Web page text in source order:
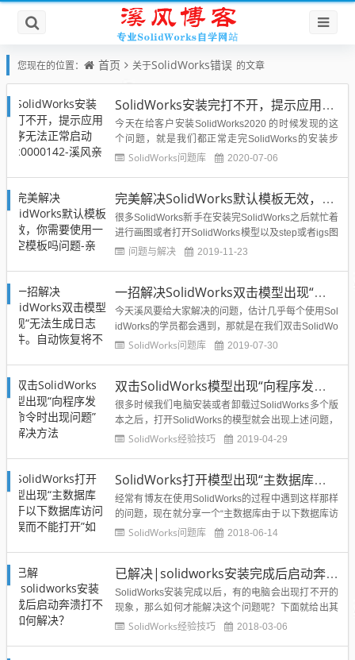
您现在的位置： 首页 关于SolidWorks错误 的文章
SolidWorks安装完打不开，提示应用程序无法正常启动0xc0000142-溪风亲测解决办法
今天在给客户安装SolidWorks2020 的时候发现的这
个问题，就是我们都正常走完SolidWorks的安装步
骤，但是双击打开SolidWorks快捷方式的时候提示如
到的这个问题，SolidWo...
SolidWorks问题库 2020-07-06
完美解决SolidWorks默认模板无效，你需要使用一个空模板吗问题-亲测可用
很多SolidWorks新手在安装完SolidWorks之后就忙着
进行画图或者打开SolidWorks模型以及step或者igs图
纸，都会出现这个问题：“默认模板无效。通过修改选
完SolidWorks之后没...
问题与解决 2019-11-23
一招解决SolidWorks双击模型出现“无法生成日志文件。自动恢复将不可使用,另外一个solidworks程序可能已经在此机器上”
今天溪风要给大家解决的问题，估计几乎每个使用Sol
idWorks的学员都会遇到，那就是在我们双击SolidWo
rks模型图纸的时候出现“无法生成日志文件。自动恢
我们电脑上已经开启了SolidWo...
SolidWorks问题库 2019-07-30
双击SolidWorks模型出现“向程序发送命令时出现问题”的解决方法
很多时候我们电脑安装或者卸载过SolidWorks多个版
本之后，打开SolidWorks的模型就会出现上述问题，
错误弹窗如下所示：那么这个问题应该如何解决呢？
件，然后打开工具-选项-系统...
SolidWorks经验技巧 2019-04-29
SolidWorks打开模型出现“主数据库由于以下数据库访问错误而不能打开”如何解决？
经常有博友在使用SolidWorks的过程中遇到这样那样
的问题，现在就分享一个“主数据库由于以下数据库访
问错误而不能打开”的错误提示的处理方法，错误如下
说说解决办法：solidworks主数据库...
SolidWorks问题库 2018-06-14
已解决|solidworks安装完成后启动奔溃打不开如何解决？
SolidWorks安装完成以后，有的电脑会出现打不开的
现象，那么如何才能解决这个问题呢？下面就给出其
中一个比较有效的解决SolidWorks奔溃的办法，希望
SolidWorks经验技巧 2018-03-06